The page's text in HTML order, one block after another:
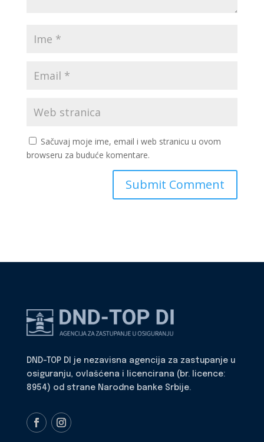
Sačuvaj moje ime, email i web stranicu u ovom
browseru za buduće komentare.
DND-TOP DI je nezavisna agencija za zastupanje u
osiguranju, ovlašćena i licencirana (br. licence:
8954) od strane Narodne banke Srbije.